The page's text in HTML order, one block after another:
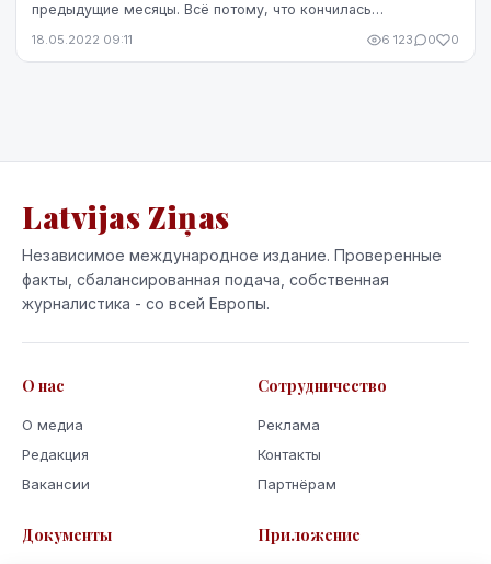
предыдущие месяцы. Всё потому, что кончилась
кризи...
18.05.2022 09:11 6 123 0 0
Latvijas Ziņas
Независимое международное издание. Проверенные
факты, сбалансированная подача, собственная
журналистика - со всей Европы.
О нас
О медиа
Редакция
Вакансии
Сотрудничество
Реклама
Контакты
Партнёрам
Документы Приложение